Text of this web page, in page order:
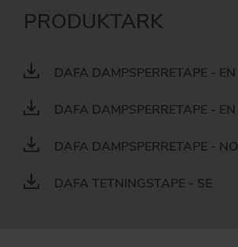
PRODUKTARK
DAFA DAMPSPERRETAPE - EN
DAFA DAMPSPERRETAPE - EN
DAFA DAMPSPERRETAPE - NO
DAFA TETNINGSTAPE - SE